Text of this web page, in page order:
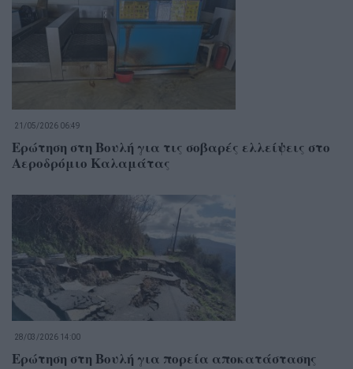
21/05/2026 06:49
Ερώτηση στη Βουλή για τις σοβαρές ελλείψεις στο
Αεροδρόμιο Καλαμάτας
28/03/2026 14:00
Ερώτηση στη Βουλή για πορεία αποκατάστασης